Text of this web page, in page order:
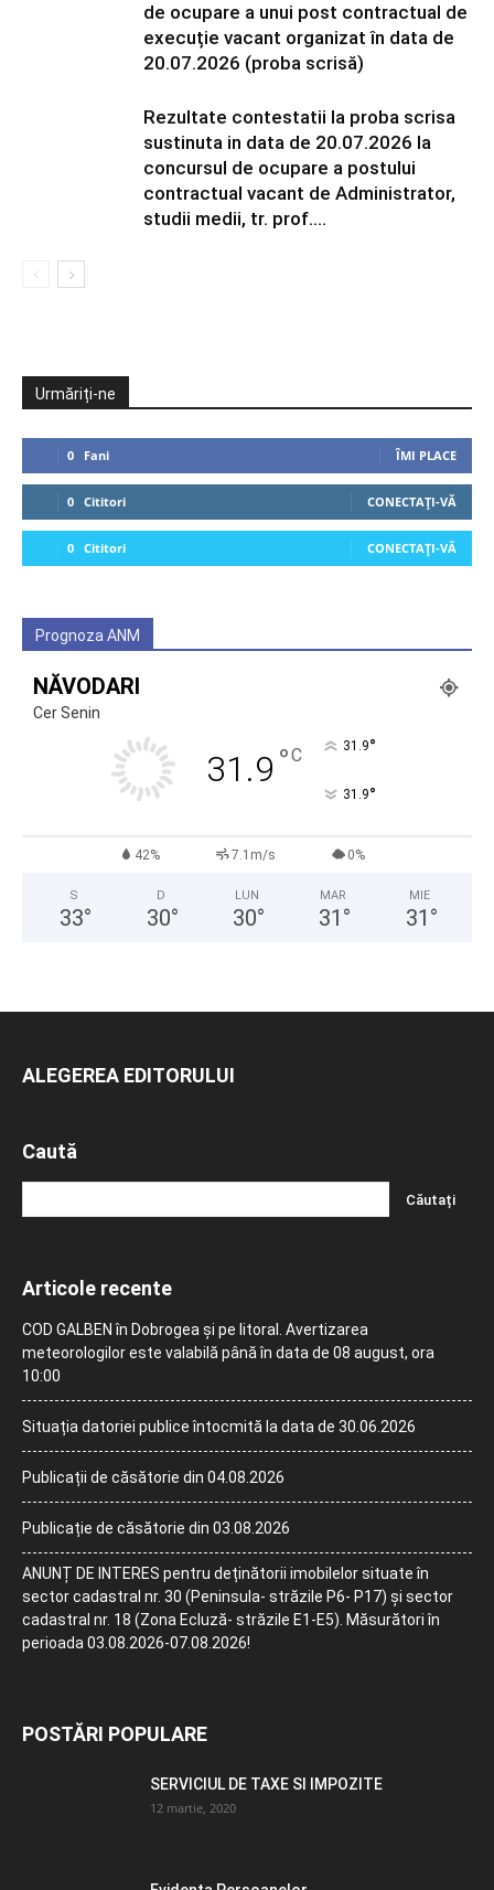
de ocupare a unui post contractual de
execuție vacant organizat în data de
20.07.2026 (proba scrisă)
Rezultate contestatii la proba scrisa
sustinuta in data de 20.07.2026 la
concursul de ocupare a postului
contractual vacant de Administrator,
studii medii, tr. prof....
Urmăriți-ne
0 Fani ÎMI PLACE
0 Cititori CONECTAȚI-VĂ
0 Cititori CONECTAȚI-VĂ
Prognoza ANM
NĂVODARI
Cer Senin
31.9 °C 31.9°
31.9°
42% 7.1m/s 0%
S
33°
D
30°
LUN
30°
MAR
31 °
MIE
31 °
ALEGEREA EDITORULUI
Caută
Articole recente
COD GALBEN în Dobrogea și pe litoral. Avertizarea
meteorologilor este valabilă până în data de 08 august, ora
10:00
Situația datoriei publice întocmită la data de 30.06.2026
Publicații de căsătorie din 04.08.2026
Publicație de căsătorie din 03.08.2026
ANUNȚ DE INTERES pentru deținătorii imobilelor situate în
sector cadastral nr. 30 (Peninsula- străzile P6- P17) și sector
cadastral nr. 18 (Zona Ecluză- străzile E1-E5). Măsurători în
perioada 03.08.2026-07.08.2026!
POSTĂRI POPULARE
SERVICIUL DE TAXE SI IMPOZITE
12 martie, 2020